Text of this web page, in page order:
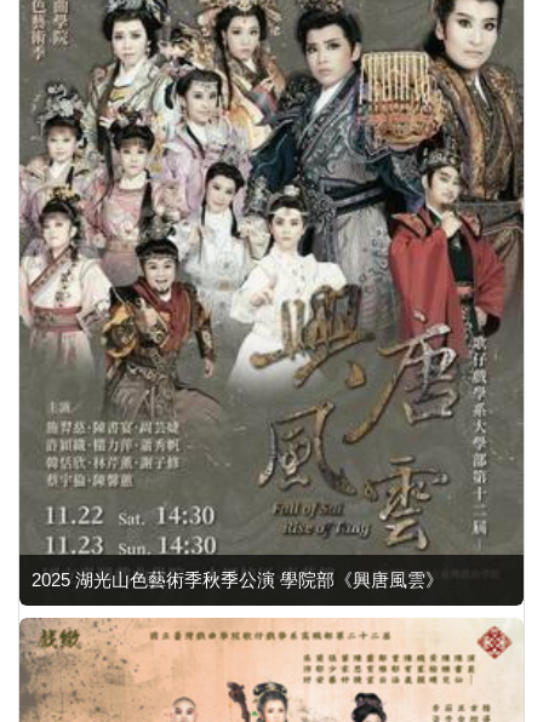
2025 湖光山色藝術季秋季公演 學院部《興唐風雲》